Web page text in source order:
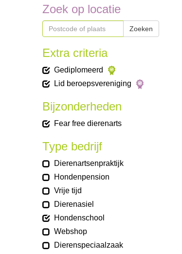
Zoek op locatie
Zoeken
Extra criteria
Gediplomeerd
Lid beroepsvereniging
Bijzonderheden
Fear free dierenarts
Type bedrijf
Dierenartsenpraktijk
Hondenpension
Vrije tijd
Dierenasiel
Hondenschool
Webshop
Dierenspeciaalzaak